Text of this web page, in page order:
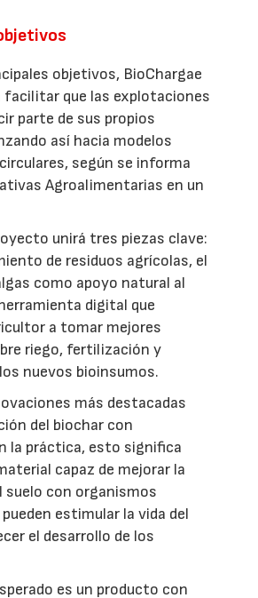
objetivos, BioChargae
facilitar que las explotaciones
parte de sus propios
así hacia modelos
según se informa
Agroalimentarias en un
unirá tres piezas clave:
de residuos agrícolas, el
como apoyo natural al
digital que
a tomar mejores
riego, fertilización y
nuevos bioinsumos.
más destacadas
del biochar con
la práctica, esto significa
capaz de mejorar la
suelo con organismos
estimular la vida del
el desarrollo de los
es un producto con